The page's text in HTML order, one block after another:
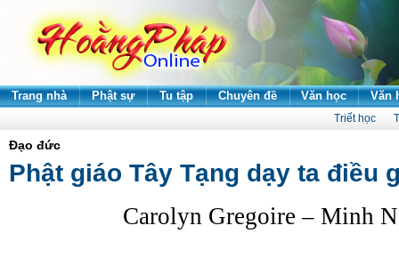
Trang nhà Phật sự Tu tập Chuyên đề Văn học Văn
Triết học
Đạo đức
Phật giáo Tây Tạng dạy ta điều
Carolyn Gregoire – Minh